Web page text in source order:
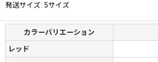
発送サイズ: 5サイズ
カラーバリエーション
レッド